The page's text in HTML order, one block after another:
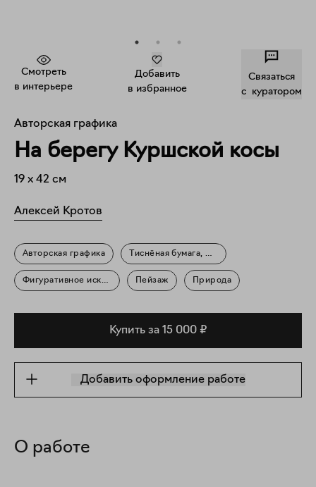
Смотреть
в интерьере
Добавить
в избранное
Связаться
c куратором
Авторская графика
На берегу Куршской косы
19 x 42 см
Алексей Кротов
Авторская графика Тиснёная бумага, масло
Фигуративное искусство Пейзаж Природа
Купить за 15 000 ₽
Добавить оформление работе
О работе